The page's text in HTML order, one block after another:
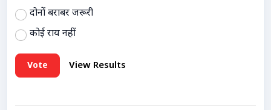
दोनों बराबर जरूरी
कोई राय नहीं
Vote View Results